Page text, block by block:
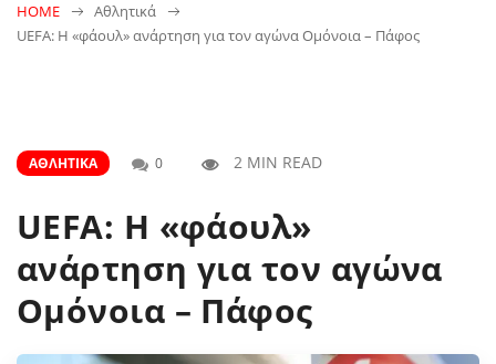
HOME
Αθλητικά
UEFA: Η «φάουλ» ανάρτηση για τον αγώνα Ομόνοια – Πάφος
ΑΘΛΗΤΙΚΆ 0 2 MIN READ
UEFA: Η «φάουλ»
ανάρτηση για τον αγώνα
Ομόνοια – Πάφος